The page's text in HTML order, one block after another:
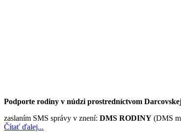
Podporte rodiny v núdzi prostredníctvom
zaslaním SMS správy v znení: DMS RODINY (DMS
Čítať ďalej...